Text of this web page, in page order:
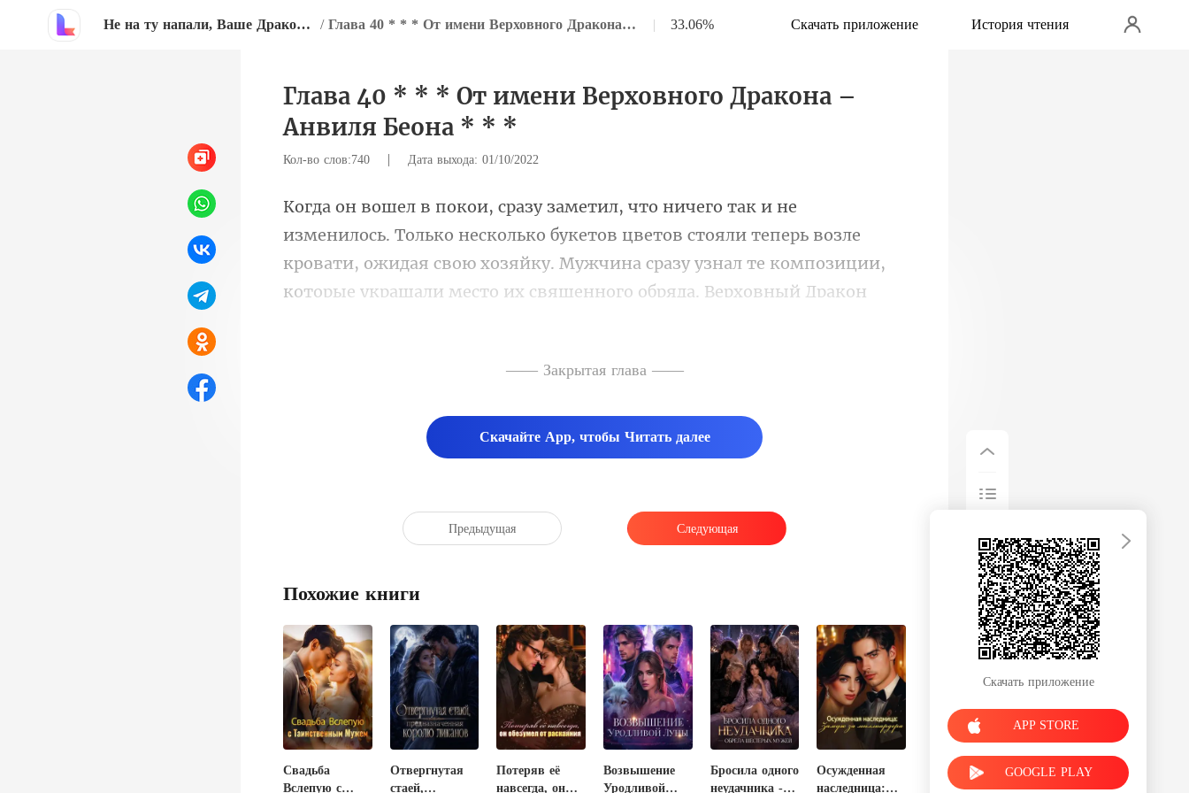
Не на ту напали, Ваше Дракончество! / Глава 40 * * * От имени Верховного Дракона – Анвиля Беона * * * | 33.06% Скачать приложение История чтения
Глава 40 * * * От имени Верховного Дракона –
Анвиля Беона * * *
Кол-во слов:740 | Дата выхода: 01/10/2022
возле
кровати, ожидая свою хозяйку. Мужчина сразу узнал те композиции,
которые украшали место их священного обряда.
—— Закрытая глава ——
Скачайте App, чтобы Читать далее
Предыдущая Следующая
Похожие книги
Свадьба
Вслепую с
Отвергнутая
стаей,
Потеряв её
навсегда, он
Возвышение
Уродливой
Бросила одного
неудачника -
Осужденная
наследница:
Скачать приложение
APP STORE
GOOGLE PLAY